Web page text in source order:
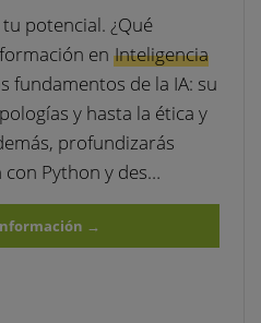
potencial. ¿Qué
en Inteligencia
fundamentos de la IA: su
y hasta la ética y
profundizarás
Python y des…
→